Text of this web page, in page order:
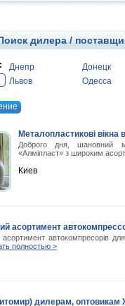
дилера /
Днепр Донецк
Львов
Одесса
Металопластикові вікна
Доброго дня, шановний
«Алміпласт» з широким
Киев
асортимент
автокомпресорів
полностью >
дилерам, оптовикам